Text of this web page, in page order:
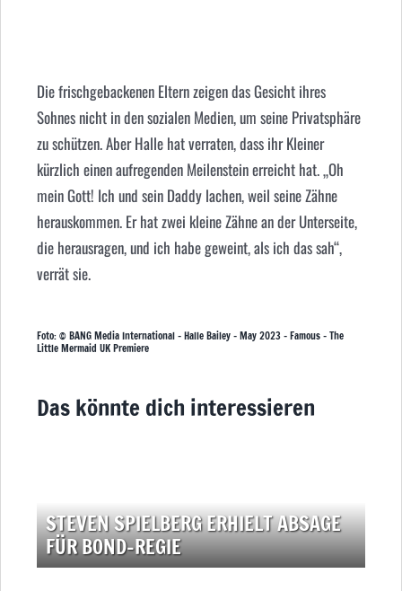
Die frischgebackenen Eltern zeigen das Gesicht ihres
Sohnes nicht in den sozialen Medien, um seine Privatsphäre
zu schützen. Aber Halle hat verraten, dass ihr Kleiner
kürzlich einen aufregenden Meilenstein erreicht hat. „Oh
mein Gott! Ich und sein Daddy lachen, weil seine Zähne
herauskommen. Er hat zwei kleine Zähne an der Unterseite,
die herausragen, und ich habe geweint, als ich das sah“,
verrät sie.
Foto: © BANG Media International – Halle Bailey – May 2023 – Famous – The
Little Mermaid UK Premiere
Das könnte dich interessieren
STEVEN SPIELBERG ERHIELT ABSAGE
FÜR BOND-REGIE